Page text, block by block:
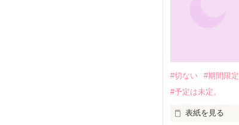
#切ない #期間限定
#予定は未定。
表紙を見る